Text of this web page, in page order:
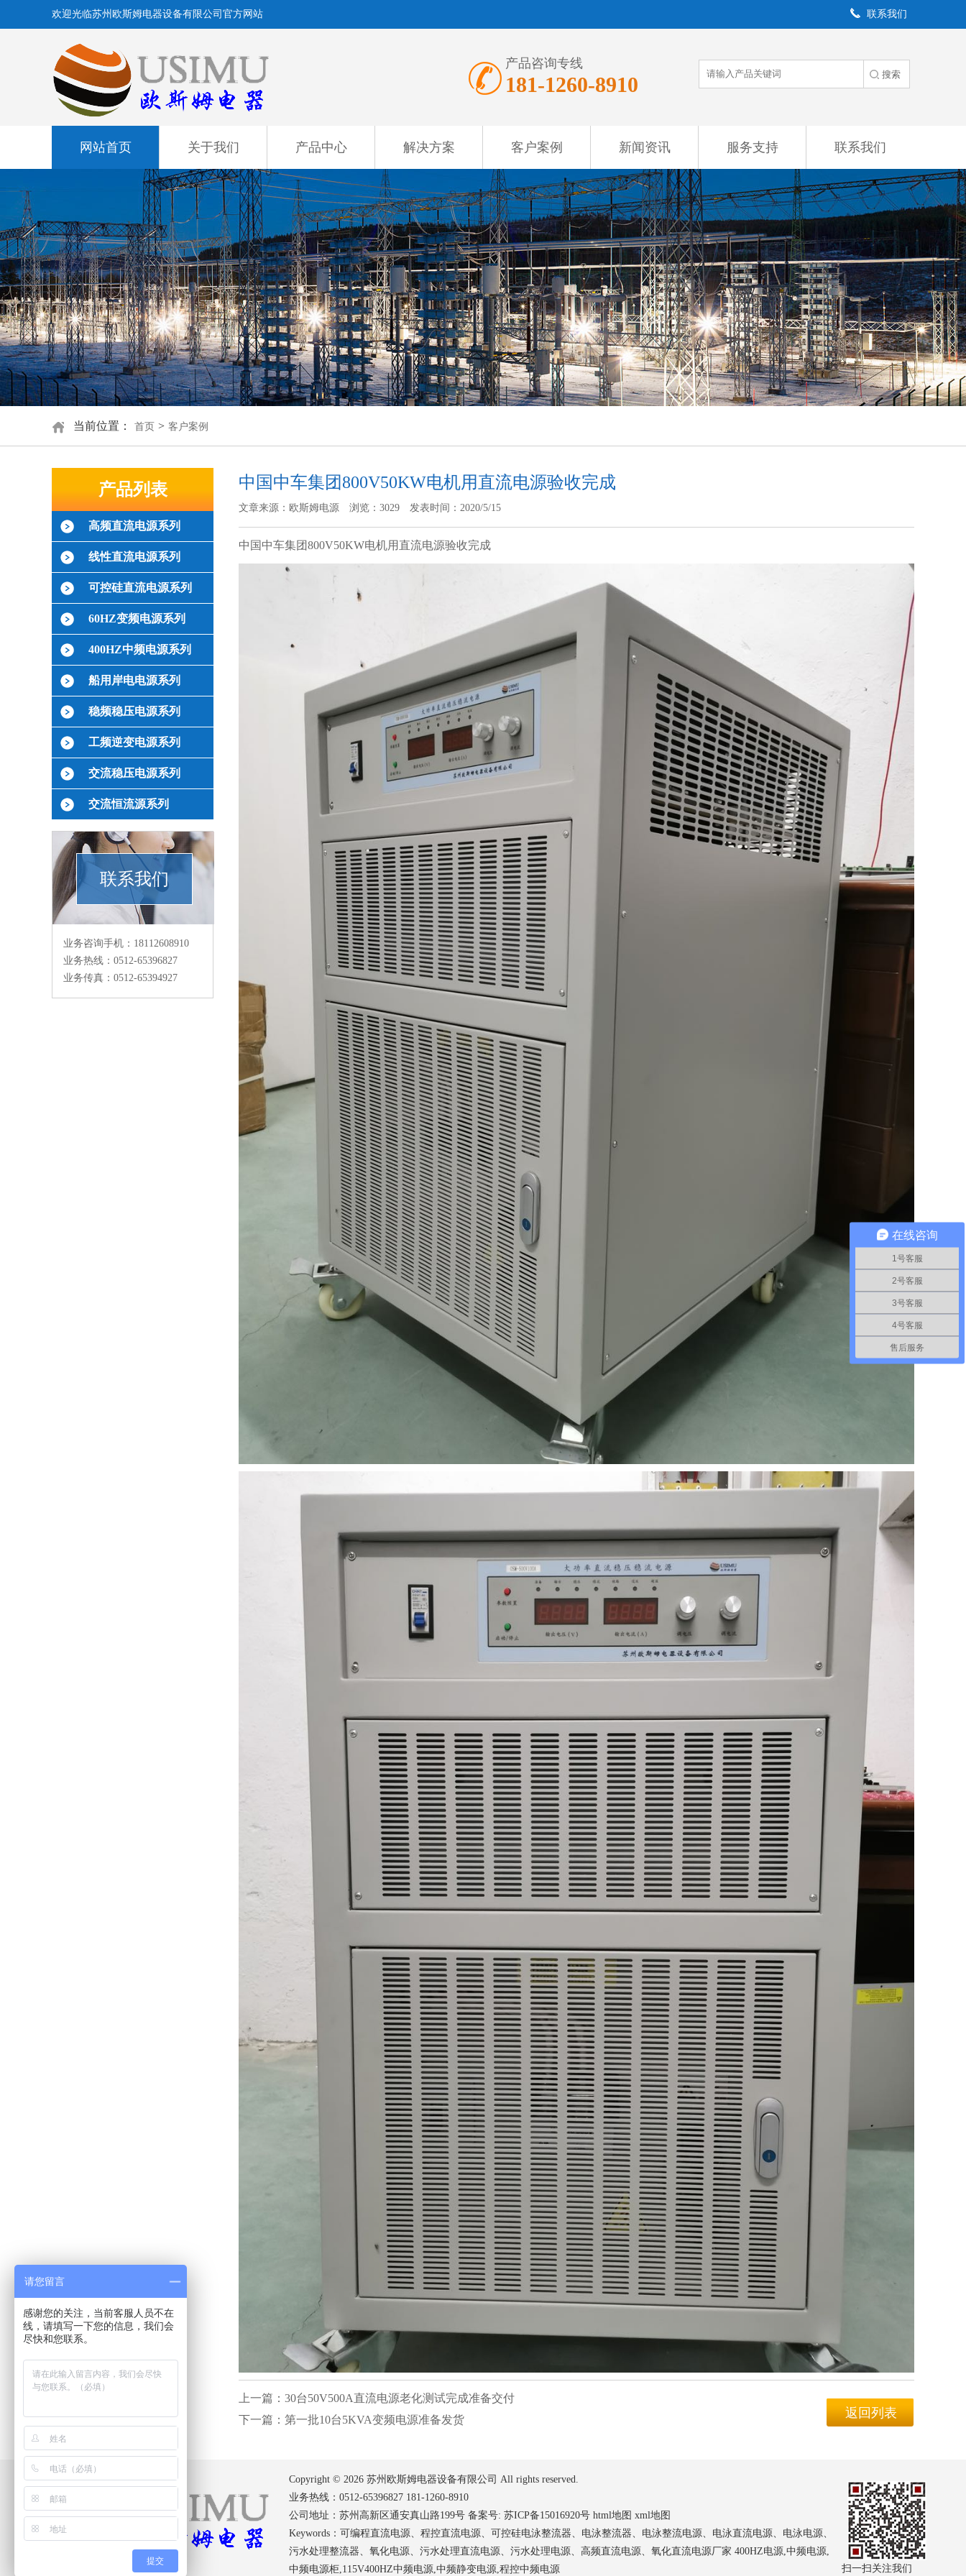
欢迎光临苏州欧斯姆电器设备有限公司官方网站 联系我们
产品咨询专线
181-1260-8910
网站首页 关于我们 产品中心 解决方案 客户案例 新闻资讯 服务支持 联系我们
当前位置： 首页 > 客户案例
产品列表
高频直流电源系列
线性直流电源系列
可控硅直流电源系列
60HZ变频电源系列
400HZ中频电源系列
船用岸电电源系列
稳频稳压电源系列
工频逆变电源系列
交流稳压电源系列
交流恒流源系列
联系我们
业务咨询手机：18112608910
业务热线：0512-65396827
业务传真：0512-65394927
中国中车集团800V50KW电机用直流电源验收完成
文章来源：欧斯姆电源 浏览：3029 发表时间：2020/5/15
中国中车集团800V50KW电机用直流电源验收完成
上一篇：30台50V500A直流电源老化测试完成准备交付
下一篇：第一批10台5KVA变频电源准备发货
返回列表
Copyright © 2026 苏州欧斯姆电器设备有限公司 All rights reserved.
业务热线：0512-65396827 181-1260-8910
公司地址：苏州高新区通安真山路199号 备案号: 苏ICP备15016920号 html地图 xml地图
Keywords：可编程直流电源、程控直流电源、可控硅电泳整流器、电泳整流器、电泳整流电源、电泳直流电源、电泳电源、
污水处理整流器、氧化电源、污水处理直流电源、污水处理电源、高频直流电源、氧化直流电源厂家 400HZ电源,中频电源,
中频电源柜,115V400HZ中频电源,中频静变电源,程控中频电源
扫一扫关注我们
在线咨询
1号客服
2号客服
3号客服
4号客服
售后服务
请您留言
感谢您的关注，当前客服人员不在
线，请填写一下您的信息，我们会
尽快和您联系。
提交